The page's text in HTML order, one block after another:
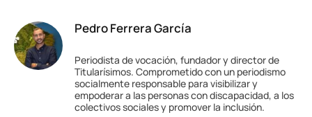
Pedro Ferrera García
Periodista de vocación, fundador y director de
Titularísimos. Comprometido con un periodismo
socialmente responsable para visibilizar y
empoderar a las personas con discapacidad, a los
colectivos sociales y promover la inclusión.